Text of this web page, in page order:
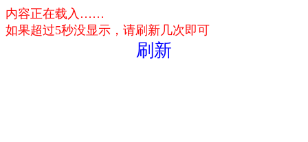
内容正在载入……
如果超过5秒没显示，请刷新几次即可
刷新